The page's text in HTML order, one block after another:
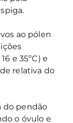
ao pólen
e 35ºC) e
relativa do
do pendão
o óvulo e